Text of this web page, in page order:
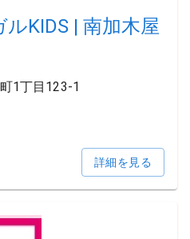
KIDS | 南加木屋
1丁目123-1
詳細を見る